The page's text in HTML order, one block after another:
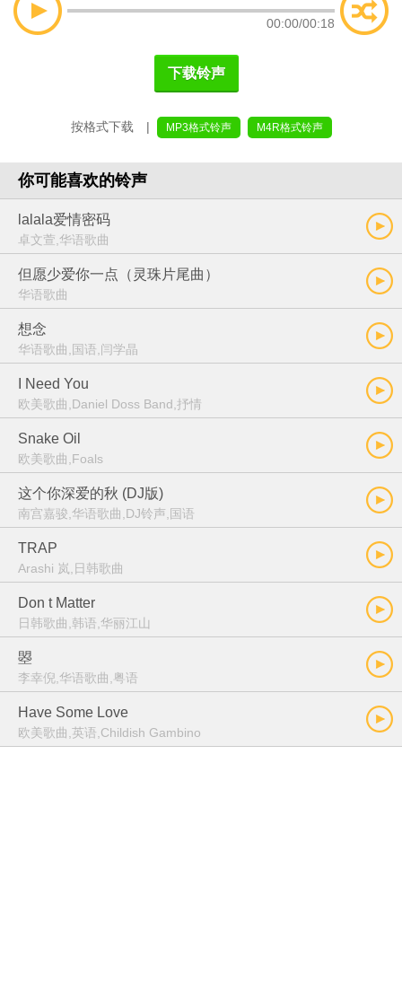
00:00/00:18
下载铃声
按格式下载 | MP3格式铃声 M4R格式铃声
你可能喜欢的铃声
lalala爱情密码
卓文萱,华语歌曲
但愿少爱你一点（灵珠片尾曲）
华语歌曲
想念
华语歌曲,国语,闫学晶
I Need You
欧美歌曲,Daniel Doss Band,抒情
Snake Oil
欧美歌曲,Foals
这个你深爱的秋 (DJ版)
南宫嘉骏,华语歌曲,DJ铃声,国语
TRAP
Arashi 岚,日韩歌曲
Don t Matter
日韩歌曲,韩语,华丽江山
曌
李幸倪,华语歌曲,粤语
Have Some Love
欧美歌曲,英语,Childish Gambino